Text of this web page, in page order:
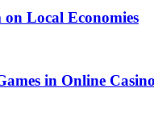
Local Economies
in Online